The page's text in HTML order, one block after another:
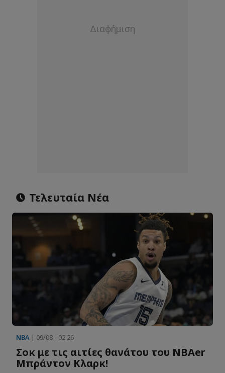
Τελευταία Νέα
NBA | 09/08 - 02:26
Σοκ με τις αιτίες θανάτου του ΝΒΑer
Μπράντον Κλαρκ!